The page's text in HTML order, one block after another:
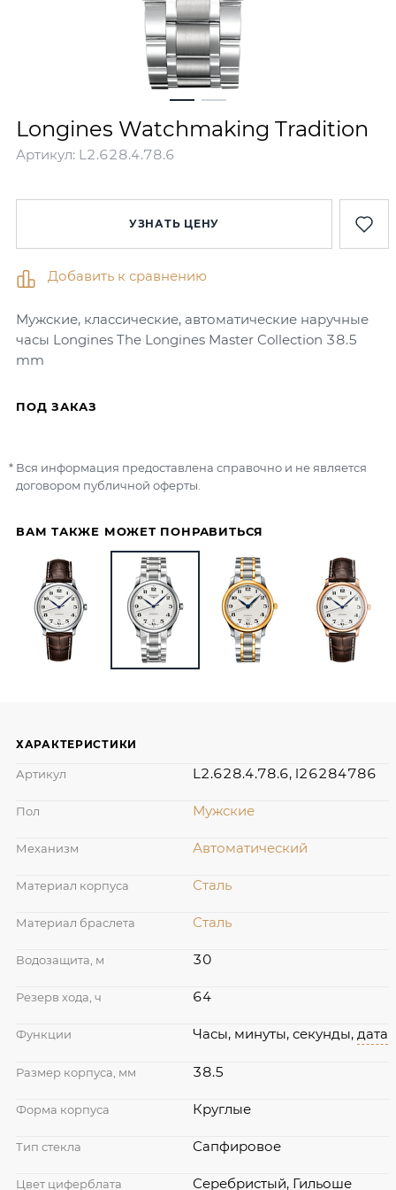
Longines Watchmaking Tradition
Артикул: L2.628.4.78.6
Мужские, классические, автоматические наручные
часы Longines The Longines Master Collection 38.5
mm
УЗНАТЬ ЦЕНУ
Добавить к сравнению
ВАМ ТАКЖЕ МОЖЕТ ПОНРАВИТЬСЯ
ПОД ЗАКАЗ
Вся информация предоставлена справочно и не является
договором публичной оферты.
ХАРАКТЕРИСТИКИ
Артикул L2.628.4.78.6, l26284786
Пол Мужские
Механизм Автоматический
Материал корпуса Сталь
Материал браслета Сталь
Водозащита, м 30
Резерв хода, ч 64
Функции Часы, минуты, секунды, дата
Размер корпуса, мм 38.5
Форма корпуса Круглые
Тип стекла Сапфировое
Цвет циферблата Серебристый, Гильоше